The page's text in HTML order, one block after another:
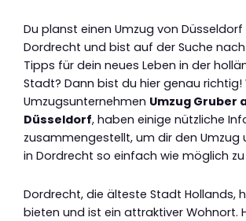
Du planst einen Umzug von
Dordrecht und bist auf der Suche
Tipps für dein neues Leben in der
Stadt? Dann bist du hier genau richtig!
Umzugsunternehmen Umzug Gruber
Düsseldorf, haben einige nützliche
zusammengestellt, um dir den Umzug
in Dordrecht so einfach wie möglich
Dordrecht, die älteste Stadt Hollands,
bieten und ist ein attraktiver Wohnort.